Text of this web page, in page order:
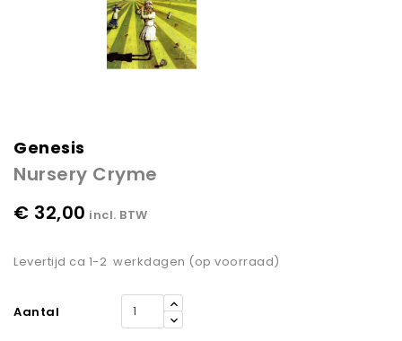
Genesis
Nursery Cryme
€ 32,00 incl. BTW
Levertijd ca 1-2 werkdagen (op voorraad)
Aantal